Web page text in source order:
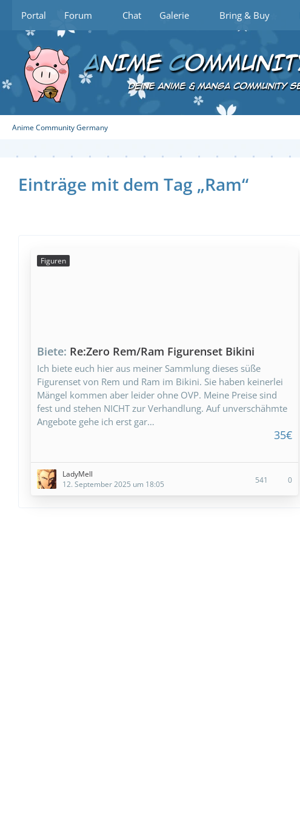
Portal Forum Chat Galerie Bring & Buy
Anime Community Germany
Einträge mit dem Tag „Ram“
Figuren
Biete Re:Zero Rem/Ram Figurenset Bikini
Ich biete euch hier aus meiner Sammlung dieses süße
Figurenset von Rem und Ram im Bikini. Sie haben keinerlei
Mängel kommen aber leider ohne OVP. Meine Preise sind
fest und stehen NICHT zur Verhandlung. Auf unverschähmte
Angebote gehe ich erst gar…
35€
LadyMell
12. September 2025 um 18:05
541 0